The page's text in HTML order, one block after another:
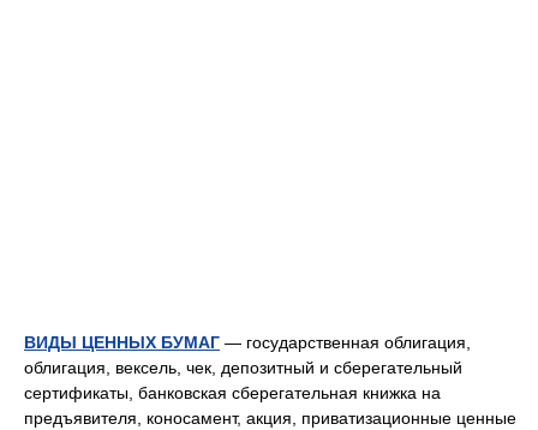
ВИДЫ ЦЕННЫХ БУМАГ — государственная облигация,
облигация, вексель, чек, депозитный и сберегательный
сертификаты, банковская сберегательная книжка на
предъявителя, коносамент, акция, приватизационные ценные